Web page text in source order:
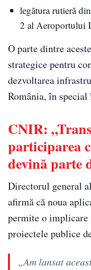
legătura rutieră
2 al Aeroportului
O parte dintre
strategice pentru
dezvoltarea
România, în special
CNIR:
participarea
devină parte
Directorul general
afirmă că noua
permite o
proiectele publice
„Am lansat